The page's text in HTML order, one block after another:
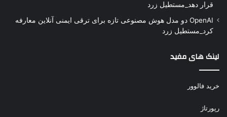
قرار دهد_مستطیل زرد
OpenAI دو مدل هوش مصنوعی تازه برای ترقی ایمنی آنلاین معارفه
کرد_مستطیل زرد
لینک های مفید
خرید فالوور
رپورتاژ